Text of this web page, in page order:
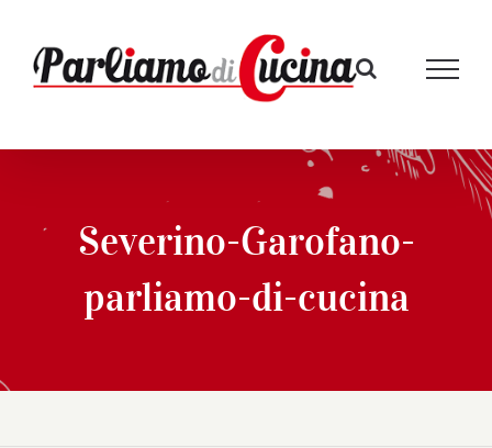
contenuto
Severino-Garofano-
parliamo-di-cucina